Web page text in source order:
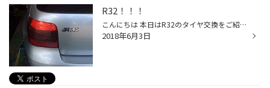
R32！！！
こんにちは 本日はR32のタイヤ交換をご紹介。 さて、皆さんの頭に浮かんでいるのは、、、、 ハズレです！！！(多分…) こっちのR32でしたー！！ あらー キャリパー大きいのね〜 しかも、タイヤは 71R！！！！！ 駐車場とピットの移動だけでも運転しやすかったです！ いや〜良い車だなぁ〜。。。。 ま...
2018年6月3日